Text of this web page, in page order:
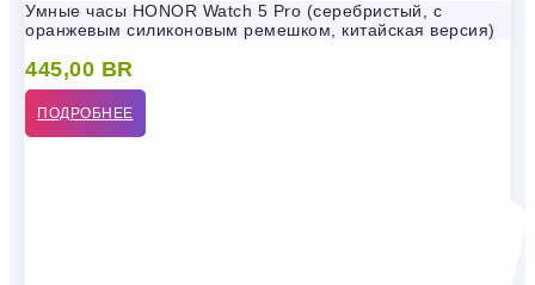
Умные часы HONOR Watch 5 Pro (серебристый, с
оранжевым силиконовым ремешком, китайская версия)
445,00 BR
ПОДРОБНЕЕ